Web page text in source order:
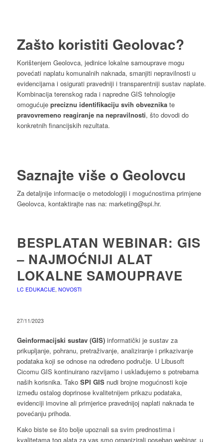
Zašto koristiti Geolovac?
Korištenjem Geolovca, jedinice lokalne samouprave mogu
povećati naplatu komunalnih naknada, smanjiti nepravilnosti u
evidencijama i osigurati pravedniji i transparentniji sustav naplate.
Kombinacija terenskog rada i napredne GIS tehnologije
omogućuje preciznu identifikaciju svih obveznikate
pravovremeno reagiranje na nepravilnosti, što dovodi do
konkretnih financijskih rezultata.
Saznajte više o Geolovcu
Za detaljnije informacije o metodologiji i mogućnostima primjene
Geolovca, kontaktirajte nas na: marketing@spi.hr.
BESPLATAN WEBINAR: GIS
– NAJMOĆNIJI ALAT
LOKALNE SAMOUPRAVE
LC EDUKACIJE, NOVOSTI
27/11/2023
Geinformacijski sustav (GIS)informatički je sustav za
prikupljanje, pohranu, pretraživanje, analiziranje i prikazivanje
podataka koji se odnose na određeno područje. U Libusoft
Cicomu GIS kontinuirano razvijamo i usklađujemo s potrebama
naših korisnika. Tako SPI GISnudi brojne mogućnosti koje
između ostalog doprinose kvalitetnijem prikazu podataka,
evidenciji imovine ali primjerice pravednijoj naplati naknada te
povećanju prihoda.
Kako biste se što bolje upoznali sa svim prednostima i
kvalitetama tog alata za vas smo organizirali poseban webinar, u